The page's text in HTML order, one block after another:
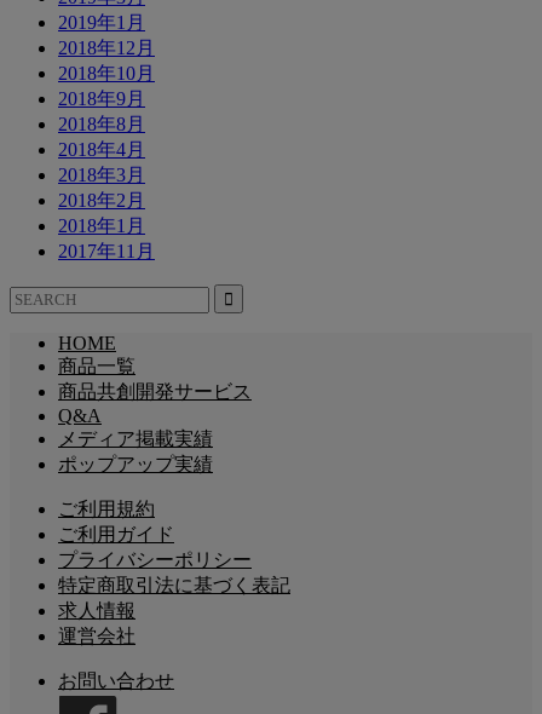
2019年1月
2018年12月
2018年10月
2018年9月
2018年8月
2018年4月
2018年3月
2018年2月
2018年1月
2017年11月
HOME
商品一覧
商品共創開発サービス
Q&A
メディア掲載実績
ポップアップ実績
ご利用規約
ご利用ガイド
プライバシーポリシー
特定商取引法に基づく表記
求人情報
運営会社
お問い合わせ